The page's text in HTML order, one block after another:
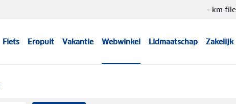
Fiets Eropuit Vakantie Webwinkel Lidmaatschap Zakelijk
- km file